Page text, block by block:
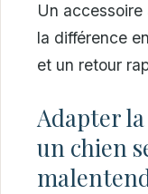
Un
la différence
et un retour
Adapter
un chien